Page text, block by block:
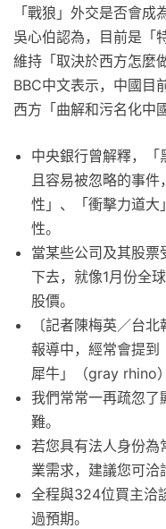
「戰狼」外交是否會成
吳心伯認為，目前是「
維持「取決於西方怎麼
BBC中文表示，中國目
西方「曲解和污名化中
中央銀行曾解釋，「
且容易被忽略的事件
性」、「衝擊力道大
性。
當某些公司及其股
下去，就像1月份全
股價。
〔記者陳梅英／台
報導中，經常會提
犀牛」（gray rhino
我們常常一再疏忽了
難。
若您具有法人身份為
業需求，建議您可洽
全程與324位買主洽
過預期。